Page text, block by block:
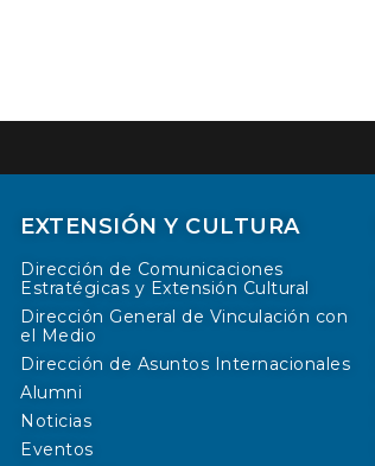
EXTENSIÓN Y CULTURA
Dirección de Comunicaciones
Estratégicas y Extensión Cultural
Dirección General de Vinculación con
el Medio
Dirección de Asuntos Internacionales
Alumni
Noticias
Eventos